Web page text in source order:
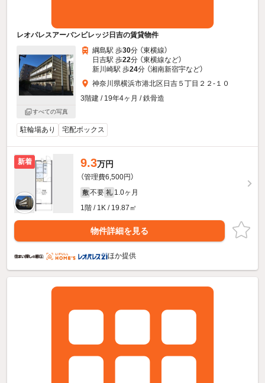
レオパレスアーバンビレッジ日吉の賃貸物件
すべての写真
綱島駅 歩30分 （東横線）
日吉駅 歩22分 （東横線など）
新川崎駅 歩24分 （湘南新宿宇など）
神奈川県横浜市港北区日吉５丁目２２-１０
3階建 / 19年4ヶ月 / 鉄骨造
駐輪場あり 宅配ボックス
新着 9.3万円
（管理費6,500円）
敷 不要 礼 1.0ヶ月
1階 / 1K / 19.87㎡
物件詳細を見る
ほか提供